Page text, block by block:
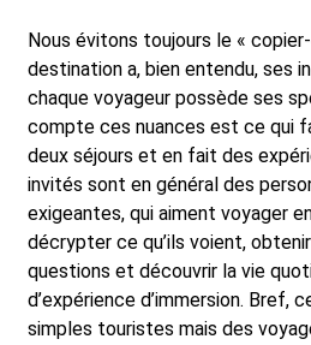
Nous évitons toujours le «
destination a, bien entendu, ses
chaque voyageur possède ses
compte ces nuances est ce qui
deux séjours et en fait des
invités sont en général des
exigeantes, qui aiment voyager
décrypter ce qu’ils voient,
questions et découvrir la vie
d’expérience d’immersion. Bref,
simples touristes mais des